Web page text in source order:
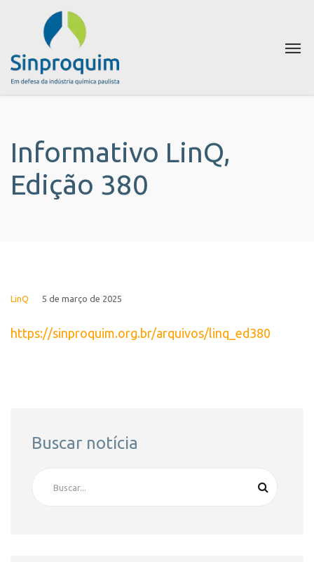
Informativo LinQ,
Edição 380
LinQ 5 de março de 2025
https://sinproquim.org.br/arquivos/linq_ed380
Buscar notícia